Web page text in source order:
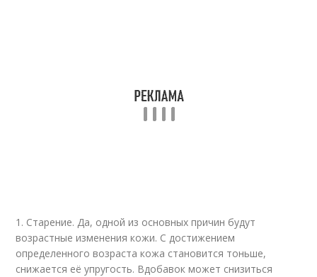
1. Старение. Да, одной из основных причин будут
возрастные изменения кожи. С достижением
определенного возраста кожа становится тоньше,
снижается её упругость. Вдобавок может снизиться